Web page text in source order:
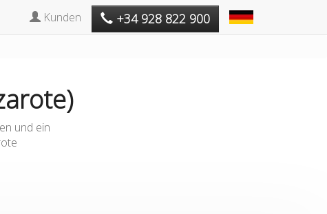
Kunden +34 928 822 900
und ein